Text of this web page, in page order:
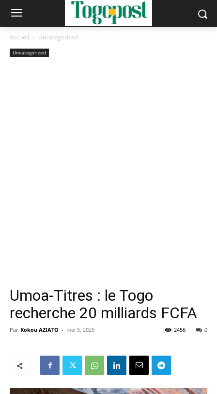
Accueil Uncategorized
Uncategorized
Umoa-Titres : le Togo
recherche 20 milliards FCFA
Par Kokou AZIATO - mai 5, 2025 0
2456